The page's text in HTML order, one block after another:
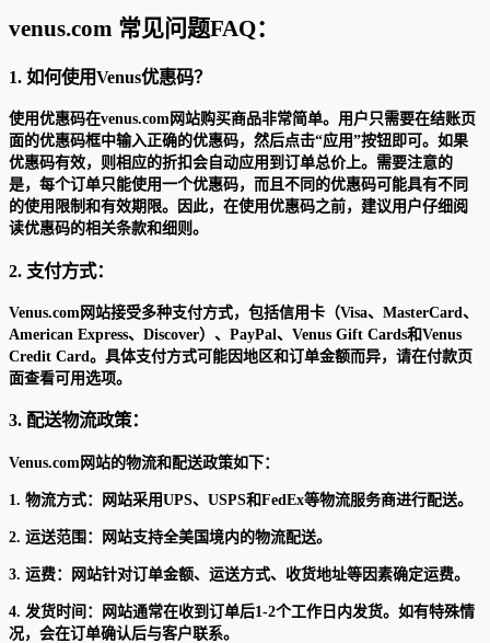
venus.com 常见问题FAQ：
1. 如何使用Venus优惠码？
使用优惠码在venus.com网站购买商品非常简单。用户只需要在结账页
面的优惠码框中输入正确的优惠码，然后点击“应用”按钮即可。如果
优惠码有效，则相应的折扣会自动应用到订单总价上。需要注意的
是，每个订单只能使用一个优惠码，而且不同的优惠码可能具有不同
的使用限制和有效期限。因此，在使用优惠码之前，建议用户仔细阅
读优惠码的相关条款和细则。
2. 支付方式：
Venus.com网站接受多种支付方式，包括信用卡（Visa、MasterCard、
American Express、Discover）、PayPal、Venus Gift Cards和Venus
Credit Card。具体支付方式可能因地区和订单金额而异，请在付款页
面查看可用选项。
3. 配送物流政策：
Venus.com网站的物流和配送政策如下：
1. 物流方式：网站采用UPS、USPS和FedEx等物流服务商进行配送。
2. 运送范围：网站支持全美国境内的物流配送。
3. 运费：网站针对订单金额、运送方式、收货地址等因素确定运费。
4. 发货时间：网站通常在收到订单后1-2个工作日内发货。如有特殊情
况，会在订单确认后与客户联系。